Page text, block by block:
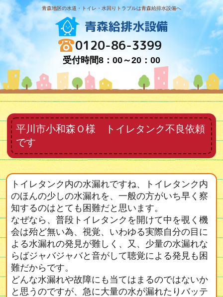
青森地区の水道・トイレ・水回りトラブルは青森給排水設備へ
青森給排水設備
0120-86-3399
受付時間8：00～20：00
平川市小和森Ｏ様 トイレタンク不良依頼
です
トイレタンク内の水漏れですね、トイレタンク内
のほんの少しの水漏れを、一般の方がいち早く察
知するのはとても困難だと思います。
なぜなら、普段トイレタンクを開けて中を覗く機
会は殆ど無い為、視覚、いわゆる実際自分の目に
よる水漏れの発見が難しく、又、少量の水漏れな
らばジャバジャバと音がして聴覚による発見も困
難だからです。
どんな水漏れや故障にも当てはまるのではないか
と思うのですが、急に大量の水が漏れたりバッテ